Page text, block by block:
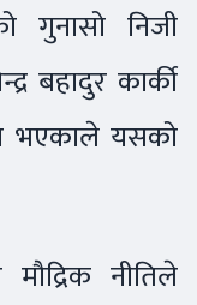
गुनासो निजी
बहादुर कार्की
भएकाले यसको
नीतिले